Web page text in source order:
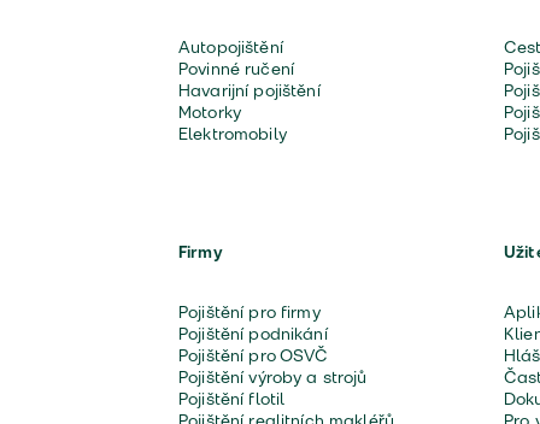
Autopojištění
Povinné ručení
Havarijní pojištění
Motorky
Elektromobily
Firmy
Pojištění pro firmy
Pojištění podnikání
Pojištění pro OSVČ
Pojištění výroby a strojů
Pojištění flotil